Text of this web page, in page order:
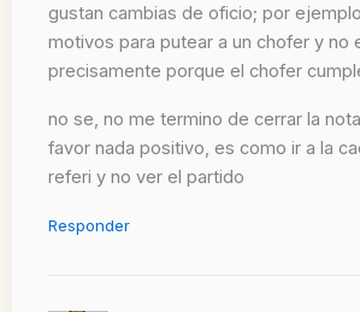
gustan cambias de oficio; por
motivos para putear a un chofer y no
precisamente porque el chofer
no se, no me termino de cerrar la
favor nada positivo, es como ir a la
referi y no ver el partido
Responder